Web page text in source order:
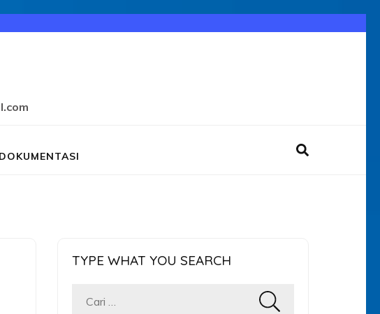
TYPE WHAT YOU SEARCH
Cari